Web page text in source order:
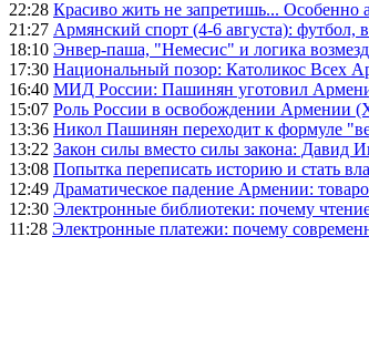
22:28 Красиво жить не запретишь... Особенно
21:27 Армянский спорт (4-6 августа): футбол,
18:10 Энвер-паша, "Немесис" и логика
17:30 Национальный позор: Католикос Всех
16:40 МИД России: Пашинян уготовил
15:07 Роль России в освобождении Армении
13:36 Никол Пашинян переходит к формуле
13:22 Закон силы вместо силы закона: Давид
13:08 Попытка переписать историю и стать
12:49 Драматическое падение Армении:
12:30 Электронные библиотеки: почему
11:28 Электронные платежи: почему